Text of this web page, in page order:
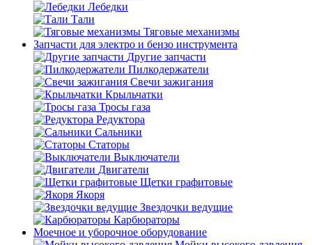
Лебедки
Тали
Тяговые механизмы
Запчасти для электро и бензо инструмента
Другие запчасти
Пилкодержатели
Свечи зажигания
Крыльчатки
Тросы газа
Редуктора
Сальники
Статоры
Выключатели
Двигатели
Щетки графитовые
Якоря
Звездочки ведущие
Карбюраторы
Моечное и уборочное оборудование